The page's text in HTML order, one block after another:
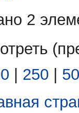
2
(
| 250 |